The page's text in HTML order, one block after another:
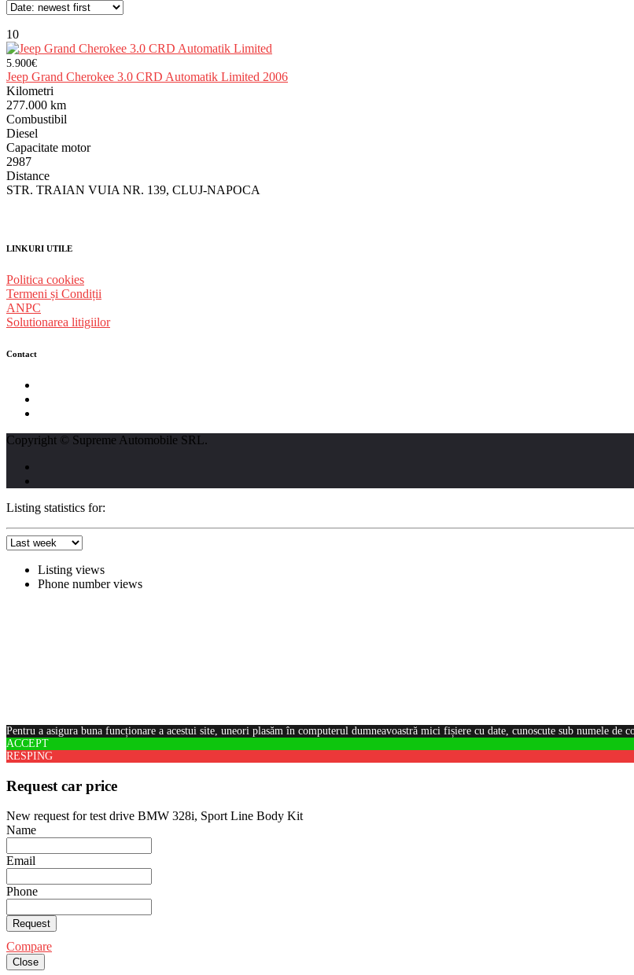
10
5.900€
Jeep Grand Cherokee 3.0 CRD Automatik Limited 2006
Kilometri
277.000 km
Combustibil
Diesel
Capacitate motor
2987
Distance
STR. TRAIAN VUIA NR. 139, CLUJ-NAPOCA
LINKURI UTILE
Politica cookies
Termeni și Condiții
ANPC
Solutionarea litigiilor
Contact
Copyright © Supreme Automobile SRL.
Listing statistics for:
Listing views
Phone number views
Pentru a asigura buna funcționare a acestui site, uneori plasăm în computerul dumneavoastră mici fișiere cu date, cunoscute sub numele
ACCEPT
RESPING
Request car price
New request for test drive BMW 328i, Sport Line Body Kit
Name
Email
Phone
Request
Compare
Close